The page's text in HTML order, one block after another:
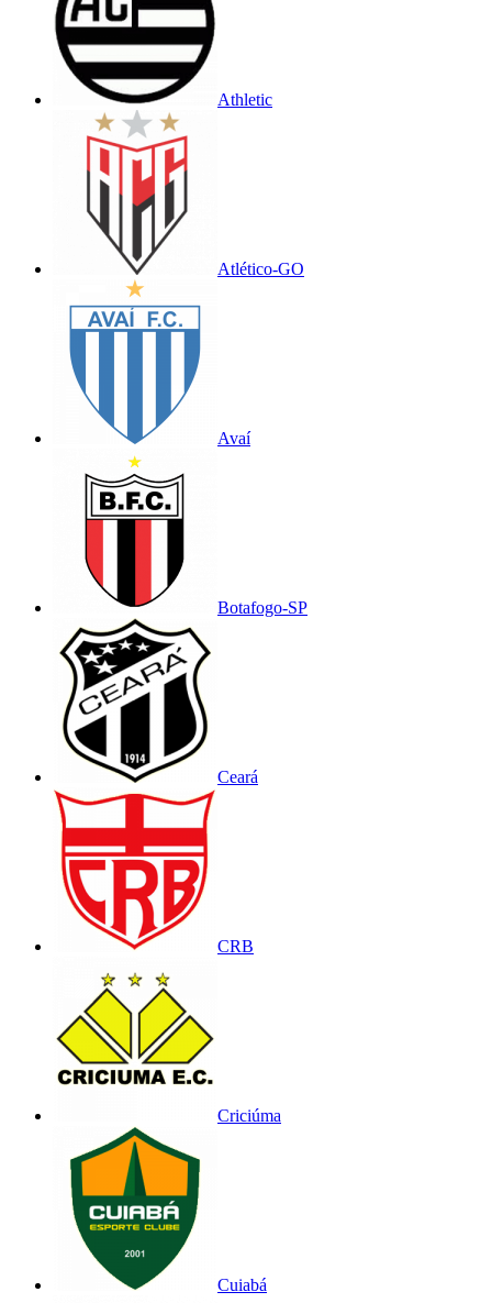
Athletic
Atlético-GO
Avaí
Botafogo-SP
Ceará
CRB
Criciúma
Cuiabá